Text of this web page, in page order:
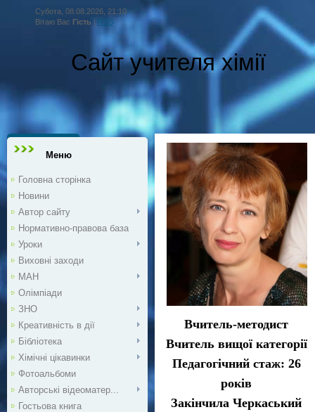
Субота, 08.08.2026, 21:10
Вітаю Вас Гість |RSS
Сайт учителя хімії
Меню
Головна сторінка
Новини
Автор сайту
Нормативно-правова база
Уроки
Виховні заходи
МАН
Олімпіади
ЗНО
Креативність в дії
Бібліотека
Хімічні цікавинки
Фотоальбоми
Авторські відеоматер...
Гостьова книга
Вчитель-методист
Вчитель вищої категорії
Педагогічний стаж: 26
років
Закінчила Черкаський